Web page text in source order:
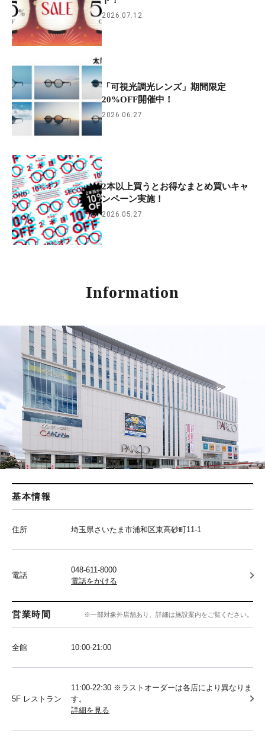
2026.07.12
「可視光調光レンズ」期間限定
20%OFF開催中！
2026.06.27
2本以上買うとお得なまとめ買いキャ
ンペーン実施！
2026.05.27
Information
基本情報
住所 埼玉県さいたま市浦和区東高砂町11-1
電話
048-611-8000
電話をかける
営業時間 ※一部対象外店舗あり、詳細は施設案内をご覧ください。
全館 10:00‐21:00
5F レストラン
11:00-22:30 ※ラストオーダーは各店により異なりま
す。
詳細を見る